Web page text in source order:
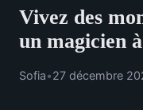
Vivez des
un magicien
Sofia•27 décembre